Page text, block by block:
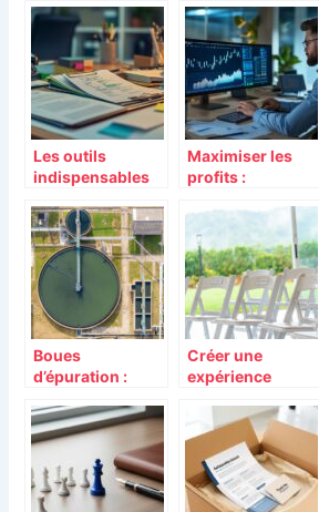
transforme la
gestion des
talents en
entreprise
pour votre
entreprise
Les outils
indispensables
votre marketing
direct
traditionnel :
guide complet
pour analyser
vos données
clients
Maximiser les
profits :
déterminer la
marge pour votre
activité avec une
formule de calcul
efficace
Boues
d’épuration :
traiter
efficacement ?
Créer une
expérience
grâce au mobilier
événementiel